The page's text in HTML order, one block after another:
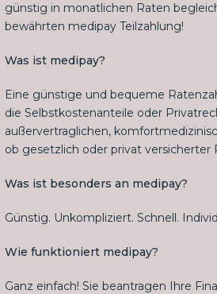
günstig in monatlichen Raten
bewährten medipay Teilzahlung!
Was ist medipay?
Eine günstige und bequeme
die Selbstkostenanteile oder
außervertraglichen,
ob gesetzlich oder privat versicherter
Was ist besonders an medipay?
Günstig. Unkompliziert. Schnell.
Wie funktioniert medipay?
Ganz einfach! Sie beantragen Ihre